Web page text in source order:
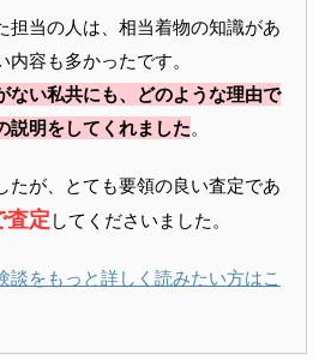
担当の人は、相当着物の知識があ
容も多かったです。
ない私共にも、どのような理由で
説明をしてくれました。
たが、とても要領の良い査定であ
査定 してくださいました。
談をもっと詳しく読みたい方はこ